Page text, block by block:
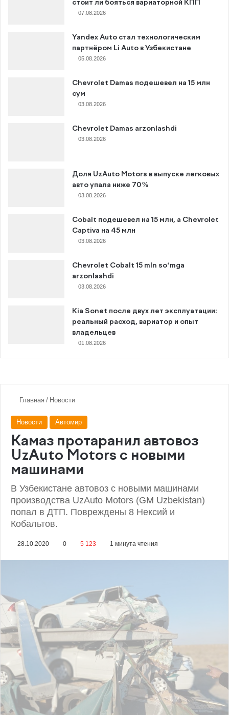
стоит ли бояться вариаторной КПП
07.08.2026
Yandex Auto стал технологическим
партнёром Li Auto в Узбекистане
05.08.2026
Chevrolet Damas подешевел на 15 млн
сум
03.08.2026
Chevrolet Damas arzonlashdi
03.08.2026
Доля UzAuto Motors в выпуске легковых
авто упала ниже 70%
03.08.2026
Cobalt подешевел на 15 млн, а Chevrolet
Captiva на 45 млн
03.08.2026
Chevrolet Cobalt 15 mln so‘mga
arzonlashdi
03.08.2026
Kia Sonet после двух лет эксплуатации:
реальный расход, вариатор и опыт
владельцев
01.08.2026